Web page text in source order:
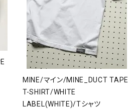
MINE/マイン/MINE_DUCT TAPE
T-SHIRT/WHITE
LABEL(WHITE)/Tシャツ